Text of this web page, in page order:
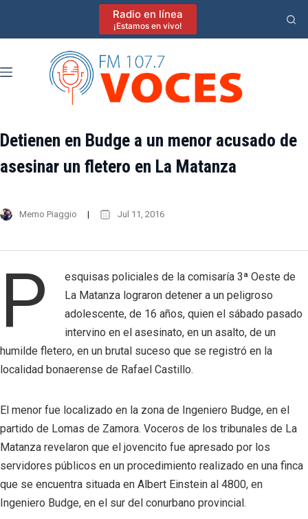
Radio en línea
¡Estamos en vivo!
Detienen en Budge a un menor acusado de
asesinar un fletero en La Matanza
Memo Piaggio Jul 11, 2016
P
esquisas policiales de la comisaría 3ª Oeste de
La Matanza lograron detener a un peligroso
adolescente, de 16 años, quien el sábado pasado
intervino en el asesinato, en un asalto, de un
humilde fletero, en un brutal suceso que se registró en la
localidad bonaerense de Rafael Castillo.
El menor fue localizado en la zona de Ingeniero Budge, en el
partido de Lomas de Zamora. Voceros de los tribunales de La
Matanza revelaron que el jovencito fue apresado por los
servidores públicos en un procedimiento realizado en una finca
que se encuentra situada en Albert Einstein al 4800, en
Ingeniero Budge, en el sur del conurbano provincial.